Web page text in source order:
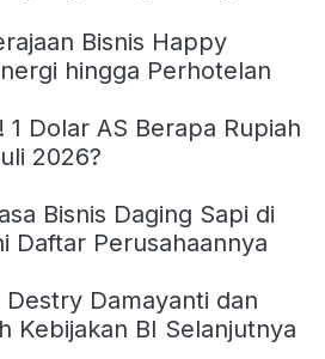
Bisnis Happy
hingga Perhotelan
1 Dolar AS Berapa Rupiah
2026?
Bisnis Daging Sapi di
Daftar Perusahaannya
Destry Damayanti dan
Kebijakan BI Selanjutnya